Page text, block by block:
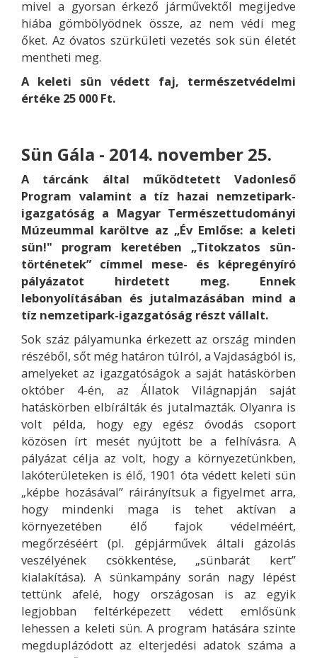
mivel a gyorsan érkező járművektől megijedve
hiába gömbölyödnek össze, az nem védi meg
őket. Az óvatos szürkületi vezetés sok sün életét
mentheti meg.
A keleti sün védett faj, természetvédelmi
értéke 25 000 Ft.
Sün Gála - 2014. november 25.
A tárcánk által működtetett Vadonleső
Program valamint a tíz hazai nemzetipark-
igazgatóság a Magyar Természettudományi
Múzeummal karöltve az „Év Emlőse: a keleti
sün!" program keretében „Titokzatos sün-
történetek” címmel mese- és képregényíró
pályázatot hirdetett meg. Ennek
lebonyolításában és jutalmazásában mind a
tíz nemzetipark-igazgatóság részt vállalt.
Sok száz pályamunka érkezett az ország minden
részéből, sőt még határon túlról, a Vajdaságból is,
amelyeket az igazgatóságok a saját hatáskörben
október 4-én, az Állatok Világnapján saját
hatáskörben elbírálták és jutalmazták. Olyanra is
volt példa, hogy egy egész óvodás csoport
közösen írt mesét nyújtott be a felhívásra. A
pályázat célja az volt, hogy a környezetünkben,
lakóterületeken is élő, 1901 óta védett keleti sün
„képbe hozásával” ráirányítsuk a figyelmet arra,
hogy mindenki maga is tehet aktívan a
környezetében élő fajok védelméért,
megőrzéséért (pl. gépjárművek általi gázolás
veszélyének csökkentése, „sünbarát kert”
kialakítása). A sünkampány során nagy lépést
tettünk afelé, hogy országosan is az egyik
legjobban feltérképezett védett emlősünk
lehessen a keleti sün. A program hatására szinte
megduplázódott az elterjedési adatok száma a